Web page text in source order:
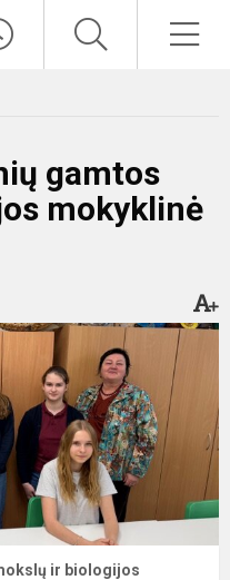
gamtos
mokyklinė
ir biologijos